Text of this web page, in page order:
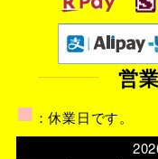
営
■ ：休業日です。